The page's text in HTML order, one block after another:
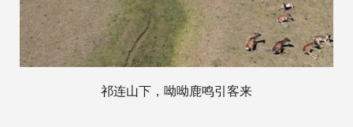
祁连山下，呦呦鹿鸣引客来